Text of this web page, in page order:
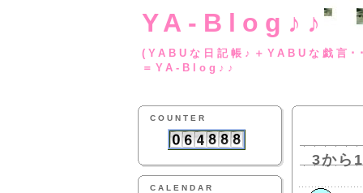
YA-Blog♪♪
(YABUな日記帳♪
＝YA-Blog♪♪
COUNTER
CALENDAR
3から